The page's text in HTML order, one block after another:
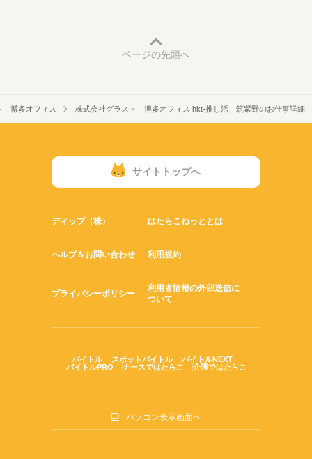
ページの先頭へ
博多オフィス 株式会社グラスト 博多オフィス hkt-推し活 筑紫野のお仕事詳細
サイトトップへ
ディップ（株） はたらこねっととは
ヘルプ＆お問い合わせ 利用規約
プライバシーポリシー
利用者情報の外部送信に
ついて
バイトル スポットバイトル
バイトルNEXT
バイトルPRO
ナースではたらこ 介護ではたらこ
パソコン表示画面へ